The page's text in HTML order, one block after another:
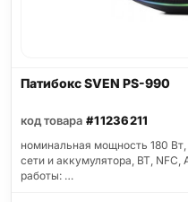
Патибокс SVEN PS-990
код товара #11236211
номинальная мощность 180
сети и аккумулятора, BT, NFC,
работы: …